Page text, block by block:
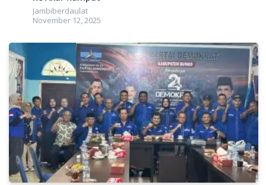
“Kita akan melakukan persiapan sebaik mungkin. Baik dengan
cara mencari atlet baru maupun dengan cara membina atlet
mendapatkan hasil maksimal. Jadi harus kita persiapkan
dengan baik,” tutup Martunis.
Sementara itu Kadis Porapar yang diwakilkan oleh Sekdis,
Oktarizal dalam sambutan mengatakan bahwa Pemda Bungo
melalui Dinas Porapar sangat mendukung kegiatan
memajukan olahraga masyarakat oleh KORMI Bungo.
“KORMI bagi penting dalam berbangsa dan bernegara dalam
bidang olahraga masyarakat. Semoga Rakerkab hari ini bisa
menelorkan hasil yang baik untuk kesehatan masyarakat kita.
Pemda Bungo mendorong agar KORMI Bungo dapat eksis di
Jambiberdaulat
November 12, 2025